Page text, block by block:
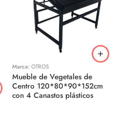
Marca: OTROS
Mueble de Vegetales de
Centro 120*80*90*152cm
con 4 Canastos plásticos